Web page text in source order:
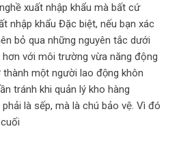
xuất nhập khẩu mà bất cứ
nhập khẩu Đặc biệt, nếu bạn xác
bỏ qua những nguyên tắc dưới
với môi trường vừa năng động
một người lao động khôn
tránh khi quản lý kho hàng
là sếp, mà là chú bảo vệ. Vì đó